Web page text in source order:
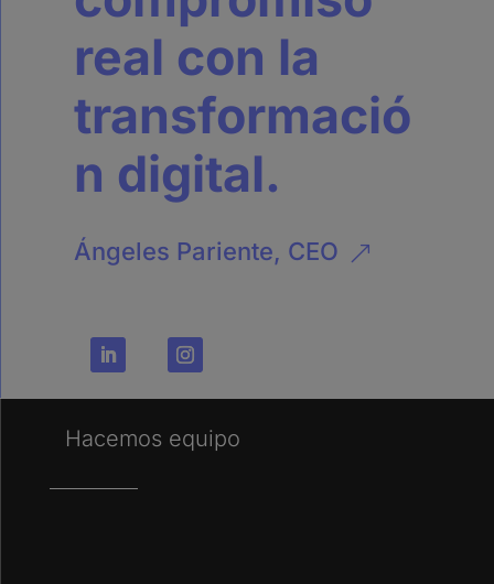
real con la
transformació
n digital.
Ángeles Pariente, CEO &
Hacemos equipo